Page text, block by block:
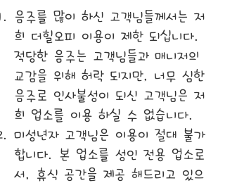
음주를 많이 하신 고객님들께서는 저
희 더힐오피 이용이 제한 되십니다.
적당한 음주는 고객님들과 매니저의
교감을 위해 허락 되지만, 너무 심한
음주로 인사불성이 되신 고객님은 저
희 업소를 이용 하실 수 없습니다.
미성년자 고객님은 이용이 절대 불가
합니다. 본 업소를 성인 전용 업소로
서, 휴식 공간을 제공 해드리고 있으